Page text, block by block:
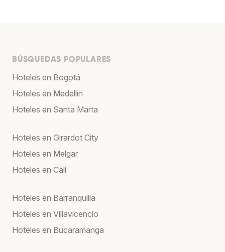
BÚSQUEDAS POPULARES
Hoteles en Bogotá
Hoteles en Medellín
Hoteles en Santa Marta
Hoteles en Girardot City
Hoteles en Melgar
Hoteles en Cali
Hoteles en Barranquilla
Hoteles en Villavicencio
Hoteles en Bucaramanga